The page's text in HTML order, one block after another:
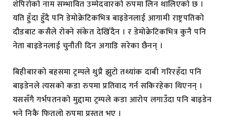
शेपिरोको नाम सम्भावित उम्मेदवारको रुपमा लिन थालिएको छ ।
यति हुँदा हुँदै पनि डेमोक्रेटिकभित्र बाइडेनलाई आगामी राष्ट्रपतिको
दौडबाट कसैले रोक्ने संकेत देखिँदैन । र डेमोक्रेटिकभित्र कुनै पनि
नेता बाइडेनलाई चुनौती दिन अगाडि सरेका छैनन् ।
बिहीबारको बहसमा ट्रम्पले थुप्रै झुटो तथ्यांक दाबी गरिरहँदा पनि
बाइडेनले त्यसको कडा रुपमा प्रतिवाद गर्न सकिरहेका थिएनन् ।
यससँगै गर्भपतनको मुद्दामा ट्रम्पले कडा आरोप लगाउँदा पनि बाइडेन